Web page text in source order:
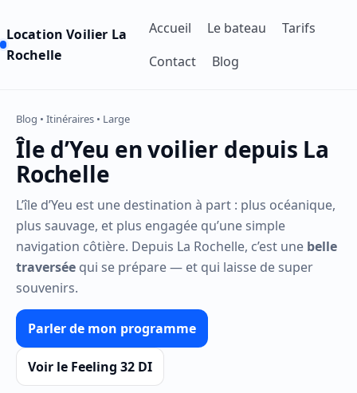
Location Voilier La
Rochelle
Accueil Le bateau
Tarifs
Contact
Blog
Blog • Itinéraires • Large
Île d’Yeu en voilier depuis La
Rochelle
L’île d’Yeu est une destination à part : plus océanique,
plus sauvage, et plus engagée qu’une simple
navigation côtière. Depuis La Rochelle, c’est une belle
traversée qui se prépare — et qui laisse de super
souvenirs.
Parler de mon programme
Voir le Feeling 32 DI